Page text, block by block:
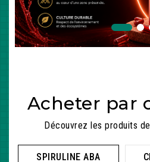
Acheter par
Découvrez les produits
SPIRULINE ABA